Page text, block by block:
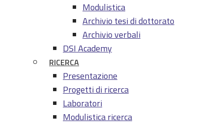
Modulistica
Archivio tesi di dottorato
Archivio verbali
DSI Academy
RICERCA
Presentazione
Progetti di ricerca
Laboratori
Modulistica ricerca